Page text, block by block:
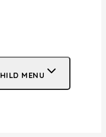
MENU